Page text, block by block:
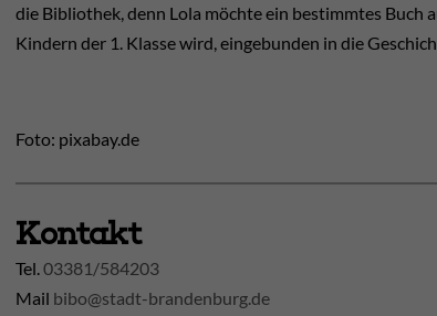
die Bibliothek, denn Lola möchte ein bestimmtes Buch
Kindern der 1. Klasse wird, eingebunden in die
Foto: pixabay.de
Kontakt
Tel.03381/584203
Mail bibo@stadt-brandenburg.de